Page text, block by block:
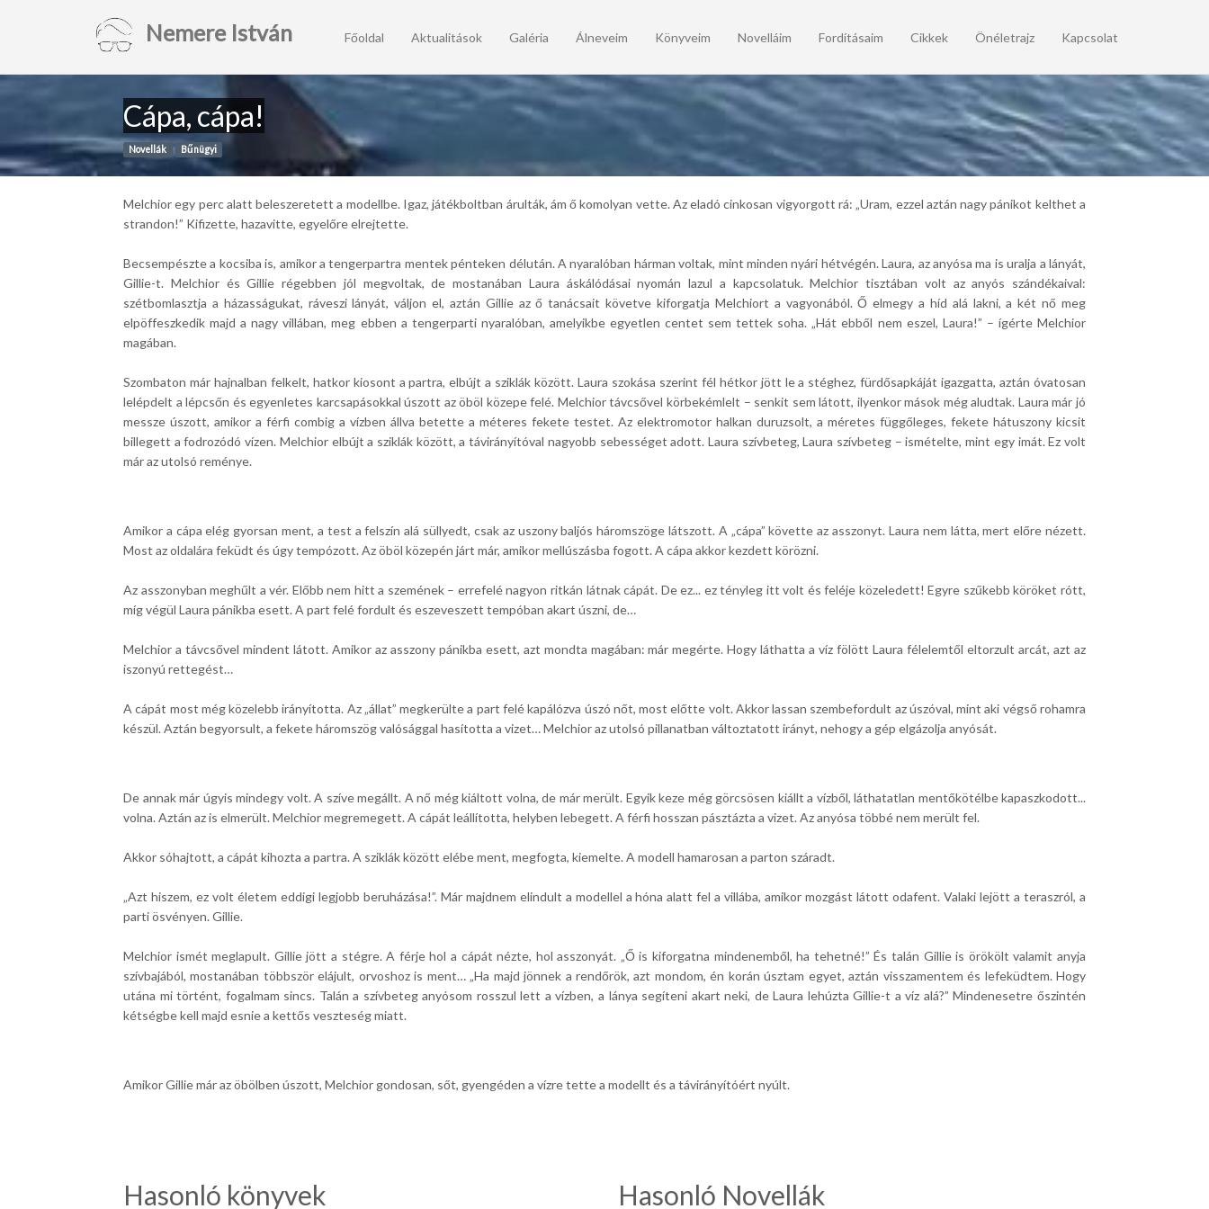
Nemere István Főoldal Aktualitások Galéria Álneveim Könyveim Novelláim Fordításaim Cikkek Önéletrajz Kapcsolat
Cápa, cápa!
Novellák Bűnügyi
Melchior egy perc alatt beleszeretett a modellbe. Igaz, játékboltban árulták, ám ő komolyan vette. Az eladó cinkosan vigyorgott rá: „Uram, ezzel aztán nagy pánikot kelthet a
strandon!” Kifizette, hazavitte, egyelőre elrejtette.
Becsempészte a kocsiba is, amikor a tengerpartra mentek pénteken délután. A nyaralóban hárman voltak, mint minden nyári hétvégén. Laura, az anyósa ma is uralja a lányát,
Gillie-t. Melchior és Gillie régebben jól megvoltak, de mostanában Laura áskálódásai nyomán lazul a kapcsolatuk. Melchior tisztában volt az anyós szándékaival:
szétbomlasztja a házasságukat, ráveszi lányát, váljon el, aztán Gillie az ő tanácsait követve kiforgatja Melchiort a vagyonából. Ő elmegy a híd alá lakni, a két nő meg
elpöffeszkedik majd a nagy villában, meg ebben a tengerparti nyaralóban, amelyikbe egyetlen centet sem tettek soha. „Hát ebből nem eszel, Laura!” – ígérte Melchior
magában.
Szombaton már hajnalban felkelt, hatkor kiosont a partra, elbújt a sziklák között. Laura szokása szerint fél hétkor jött le a stéghez, fürdősapkáját igazgatta, aztán óvatosan
lelépdelt a lépcsőn és egyenletes karcsapásokkal úszott az öböl közepe felé. Melchior távcsővel körbekémlelt – senkit sem látott, ilyenkor mások még aludtak. Laura már jó
messze úszott, amikor a férfi combig a vízben állva betette a méteres fekete testet. Az elektromotor halkan duruzsolt, a méretes függőleges, fekete hátuszony kicsit
billegett a fodrozódó vízen. Melchior elbújt a sziklák között, a távirányítóval nagyobb sebességet adott. Laura szívbeteg, Laura szívbeteg – ismételte, mint egy imát. Ez volt
már az utolsó reménye.
Amikor a cápa elég gyorsan ment, a test a felszín alá süllyedt, csak az uszony baljós háromszöge látszott. A „cápa” követte az asszonyt. Laura nem látta, mert előre nézett.
Most az oldalára feküdt és úgy tempózott. Az öböl közepén járt már, amikor mellúszásba fogott. A cápa akkor kezdett körözni.
Az asszonyban meghűlt a vér. Előbb nem hitt a szemének – errefelé nagyon ritkán látnak cápát. De ez... ez tényleg itt volt és feléje közeledett! Egyre szűkebb köröket rótt,
míg végül Laura pánikba esett. A part felé fordult és eszeveszett tempóban akart úszni, de…
Melchior a távcsővel mindent látott. Amikor az asszony pánikba esett, azt mondta magában: már megérte. Hogy láthatta a víz fölött Laura félelemtől eltorzult arcát, azt az
iszonyú rettegést…
A cápát most még közelebb irányította. Az „állat” megkerülte a part felé kapálózva úszó nőt, most előtte volt. Akkor lassan szembefordult az úszóval, mint aki végső rohamra
készül. Aztán begyorsult, a fekete háromszög valósággal hasította a vizet… Melchior az utolsó pillanatban változtatott irányt, nehogy a gép elgázolja anyósát.
De annak már úgyis mindegy volt. A szíve megállt. A nő még kiáltott volna, de már merült. Egyik keze még görcsösen kiállt a vízből, láthatatlan mentőkötélbe kapaszkodott...
volna. Aztán az is elmerült. Melchior megremegett. A cápát leállította, helyben lebegett. A férfi hosszan pásztázta a vizet. Az anyósa többé nem merült fel.
Akkor sóhajtott, a cápát kihozta a partra. A sziklák között elébe ment, megfogta, kiemelte. A modell hamarosan a parton száradt.
„Azt hiszem, ez volt életem eddigi legjobb beruházása!”. Már majdnem elindult a modellel a hóna alatt fel a villába, amikor mozgást látott odafent. Valaki lejött a teraszról, a
parti ösvényen. Gillie.
Melchior ismét meglapult. Gillie jött a stégre. A férje hol a cápát nézte, hol asszonyát. „Ő is kiforgatna mindenemből, ha tehetné!” És talán Gillie is örökölt valamit anyja
szívbajából, mostanában többször elájult, orvoshoz is ment… „Ha majd jönnek a rendőrök, azt mondom, én korán úsztam egyet, aztán visszamentem és lefeküdtem. Hogy
utána mi történt, fogalmam sincs. Talán a szívbeteg anyósom rosszul lett a vízben, a lánya segíteni akart neki, de Laura lehúzta Gillie-t a víz alá?” Mindenesetre őszintén
kétségbe kell majd esnie a kettős veszteség miatt.
Amikor Gillie már az öbölben úszott, Melchior gondosan, sőt, gyengéden a vízre tette a modellt és a távirányítóért nyúlt.
Hasonló könyvek Hasonló Novellák